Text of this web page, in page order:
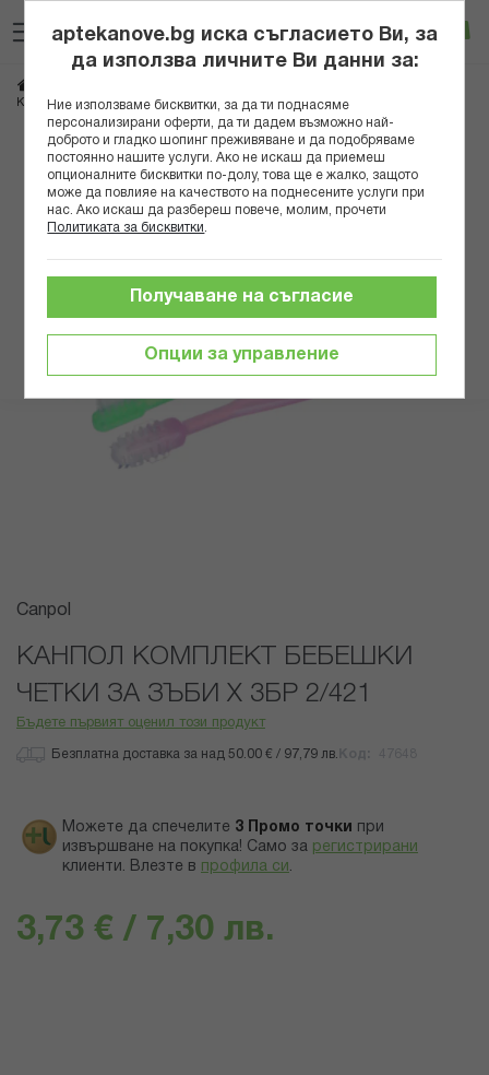
към
съдържанието
Вход
КАНПОЛ КОМПЛЕКТ БЕБЕШКИ ЧЕТКИ ЗА ЗЪБИ Х 3БР 2/421
Преминете
края
Преминете
началото
галерия
със
Canpol
КАНПОЛ КОМПЛЕКТ БЕБЕШКИ
ЧЕТКИ ЗА ЗЪБИ Х 3БР 2/421
Бъдете първият оценил този продукт
Безплатна доставка за над 50.00 € / 97,79 лв.
Можете да спечелите 3 Промо точки
при
извършване на покупка! Само за регистрирани
клиенти. Влезте в профила си .
3,73 € / 7,30 лв.
aptekanove.bg иска съгласието Ви, за
да използва личните Ви данни за:
Ние използваме бисквитки, за да ти поднасяме
персонализирани оферти, да ти дадем възможно най-
доброто и гладко шопинг преживяване и да подобряваме
постоянно нашите услуги. Ако не искаш да приемеш
опционалните бисквитки по-долу, това ще е жалко, защото
може да повлияе на качеството на поднесените услуги при
нас. Ако искаш да разбереш повече, молим, прочети
Политиката за бисквитки
Опции за управление
Получаване на съгласие